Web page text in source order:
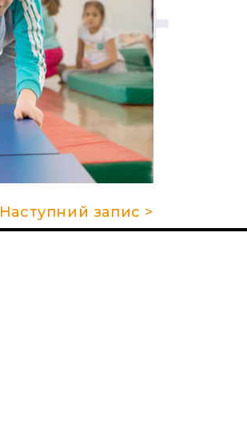
Наступний запис >